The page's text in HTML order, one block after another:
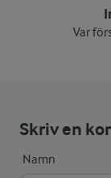
Var
Skriv en
Namn